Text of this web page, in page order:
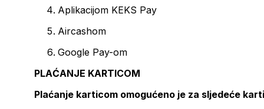
Aplikacijom KEKS Pay
Aircashom
Google Pay-om
PLAĆANJE KARTICOM
Plaćanje karticom omogućeno je za sljedeće